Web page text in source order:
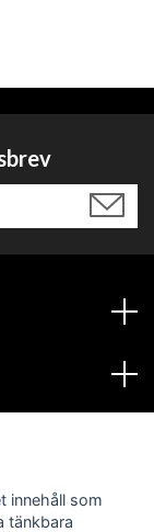
innehåll som
tänkbara